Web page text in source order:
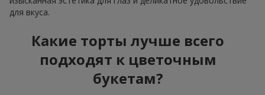
для вкуса.
Какие торты лучше всего
подходят к цветочным
букетам?